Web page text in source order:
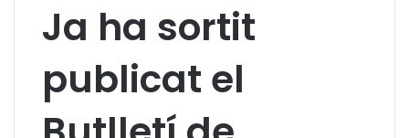
Ja ha sortit
publicat el